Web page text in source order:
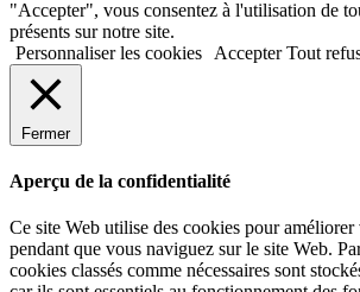
"Accepter", vous consentez à l'utilisation de
présents sur notre site.
Personnaliser les cookies
Accepter Tout
Fermer
Aperçu de la confidentialité
Ce site Web utilise des cookies pour améliorer
pendant que vous naviguez sur le site Web.
cookies classés comme nécessaires sont